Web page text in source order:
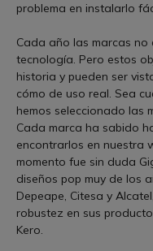
problema en instalarlo
Cada año las marcas
tecnología. Pero estos
historia y pueden ser
cómo de uso real. Sea
hemos seleccionado las
Cada marca ha sabido
encontrarlos en nuestra
momento fue sin duda
diseños pop muy de los
Depeape, Citesa y
robustez en sus
Kero.